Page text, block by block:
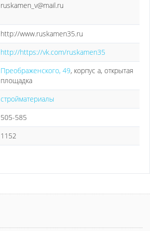
ruskamen_v@mail.ru
http://www.ruskamen35.ru
http://https://vk.com/ruskamen35
Преображенского, 49, корпус а, открытая
площадка
стройматериалы
505-585
1152